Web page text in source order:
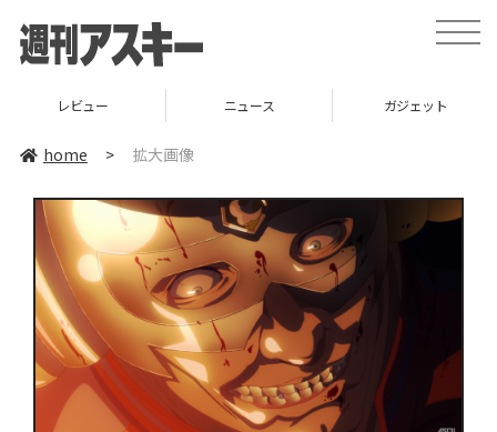
toggle
レビュー ニュース ガジェット
home > 拡大画像